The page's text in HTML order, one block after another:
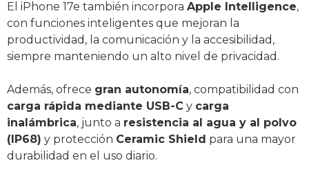
El iPhone 17e también incorpora Apple Intelligence,
con funciones inteligentes que mejoran la
productividad, la comunicación y la accesibilidad,
siempre manteniendo un alto nivel de privacidad.
Además, ofrece gran autonomía, compatibilidad con
carga rápida mediante USB-C y carga
inalámbrica, junto a resistencia al agua y al polvo
(IP68) y protección Ceramic Shield para una mayor
durabilidad en el uso diario.